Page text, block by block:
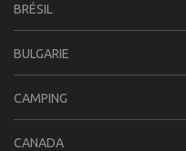
BRÉSIL
BULGARIE
CAMPING
CANADA